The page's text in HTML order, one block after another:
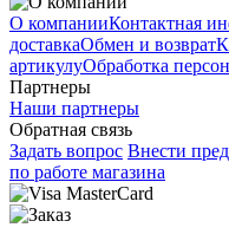
О компанииКонтактная
доставкаОбмен и возврат
артикулуОбработка
Партнеры
Наши партнеры
Обратная связь
Задать вопрос Внести
по работе магазина